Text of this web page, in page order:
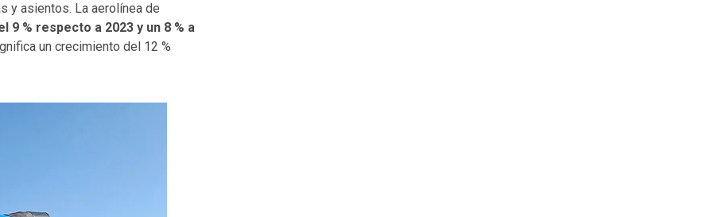
y asientos. La aerolínea de
9 % respecto a 2023 y un 8 % a
un crecimiento del 12 %